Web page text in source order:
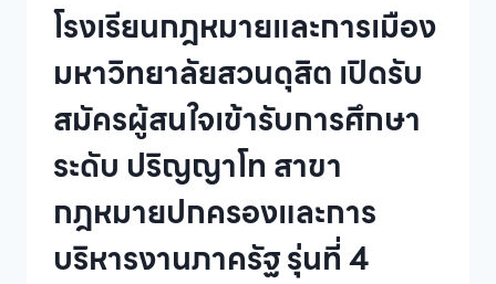
โรงเรียนกฎหมายและการเมือง
มหาวิทยาลัยสวนดุสิต เปิดรับ
สมัครผู้สนใจเข้ารับการศึกษา
ระดับ ปริญญาโท สาขา
กฎหมายปกครองและการ
บริหารงานภาครัฐ รุ่นที่ 4